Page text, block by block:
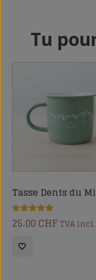
Tu
Tasse Dents du
Note
5.00
25.00CHF TVA incl.